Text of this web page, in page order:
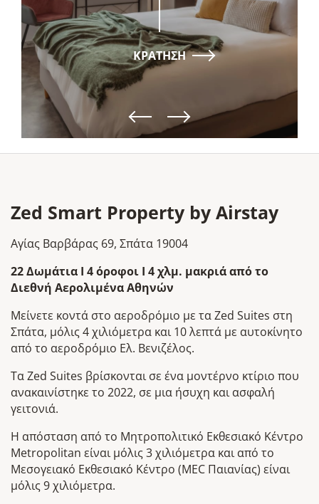
ΚΡΑΤΗΣΗ
Zed Smart Property by Airstay
Αγίας Βαρβάρας 69, Σπάτα 19004
22 Δωμάτια I 4όροφοι I 4χλμ. μακριά από το
Διεθνή Αερολιμένα Αθηνών
Μείνετε κοντά στο αεροδρόμιο με τα Zed Suites στη
Σπάτα, μόλις 4 χιλιόμετρα και 10 λεπτά με αυτοκίνητο
από το αεροδρόμιο Ελ. Βενιζέλος.
Τα Zed Suites βρίσκονται σε ένα μοντέρνο κτίριο που
ανακαινίστηκε το 2022, σε μια ήσυχη και ασφαλή
γειτονιά.
Η απόσταση από το Μητροπολιτικό Εκθεσιακό Κέντρο
Metropolitan είναι μόλις 3 χιλιόμετρα και από το
Μεσογειακό Εκθεσιακό Κέντρο (MEC Παιανίας) είναι
μόλις 9 χιλιόμετρα.